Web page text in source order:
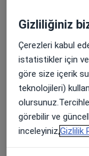
Aşı takvimi
Bebek Takibi
Boğaz İltihabı
Büyüme Takibi
Crp(C-Reaktif
Ek Gıdaya
Gizliliğiniz
Çerezleri kabul
istatistikler için
göre size içerik
teknolojileri)
görebilir ve
inceleyiniz,Gizlilik